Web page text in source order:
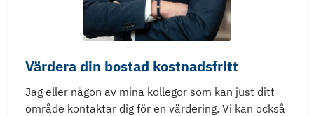
Värdera din bostad kostnadsfritt
Jag eller någon av mina kollegor som kan just ditt
område kontaktar dig för en värdering. Vi kan också